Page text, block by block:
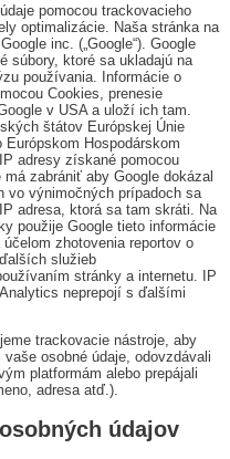
pomocou trackovacieho
optimalizácie. Naša stránka na
inc. („Google“). Google
súbory, ktoré sa ukladajú na
používania. Informácie o
Cookies, prenesie
v USA a uloží ich tam.
štátov Európskej Únie
Hospodárskom
adresy získané pomocou
zabrániť aby Google dokázal
vo výnimočných prípadoch sa
adresa, ktorá sa tam skráti. Na
použije Google tieto informácie
zhotovenia reportov o
služieb
stránky a internetu. IP
neprepojí s ďalšími
trackovacie nástroje, aby
osobné údaje, odovzdávali
platformám alebo prepájali
adresa atď.).
údajov